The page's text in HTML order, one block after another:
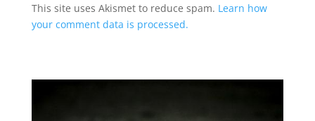
This site uses Akismet to reduce spam. Learn how
your comment data is processed.